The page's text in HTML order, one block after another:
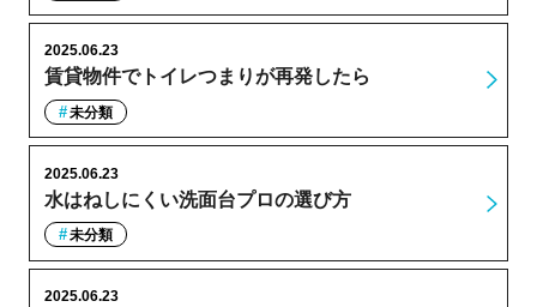
賃貸物件でトイレつまりが再発したら
2025.06.23
未分類
水はねしにくい洗面台プロの選び方
2025.06.23
未分類
2025.06.23